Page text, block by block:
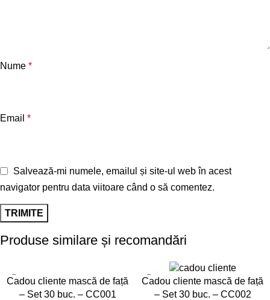
Nume *
Email *
Salvează-mi numele, emailul și site-ul web în acest
navigator pentru data viitoare când o să comentez.
Produse similare și recomandări
Cadou cliente mască de față
– Set 30 buc. – CC001
Cadou cliente mască de față
– Set 30 buc. – CC002